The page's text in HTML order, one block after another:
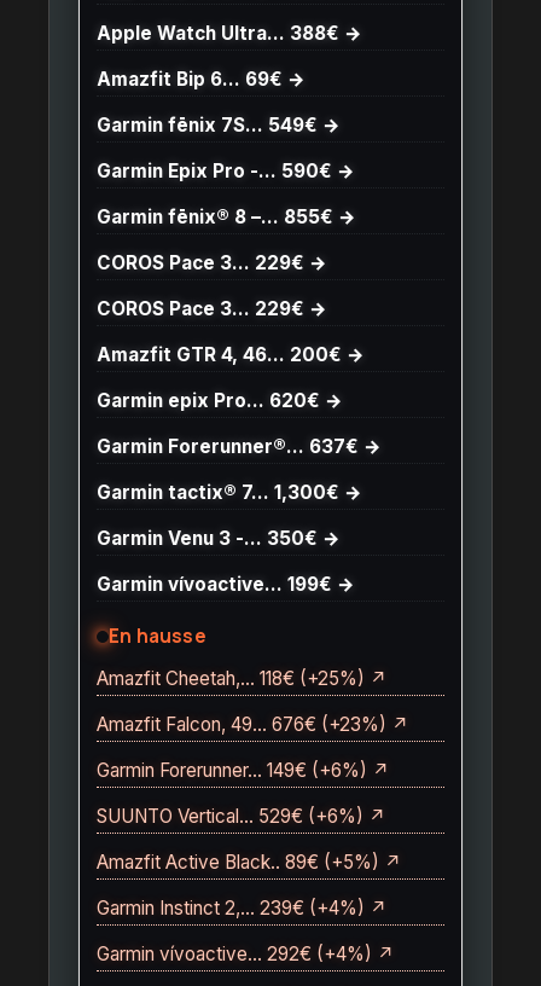
Apple Watch Ultra… 388€ →
Amazfit Bip 6… 69€ →
Garmin fēnix 7S… 549€ →
Garmin Epix Pro -… 590€ →
Garmin fēnix® 8 –… 855€ →
COROS Pace 3… 229€ →
COROS Pace 3… 229€ →
Amazfit GTR 4, 46… 200€ →
Garmin epix Pro… 620€ →
Garmin Forerunner®… 637€ →
Garmin tactix® 7… 1,300€ →
Garmin Venu 3 -… 350€ →
Garmin vívoactive… 199€ →
En hausse
Amazfit Cheetah,… 118€ (+25%) ↗
Amazfit Falcon, 49… 676€ (+23%) ↗
Garmin Forerunner… 149€ (+6%) ↗
SUUNTO Vertical… 529€ (+6%) ↗
Amazfit Active Black.. 89€ (+5%) ↗
Garmin Instinct 2,… 239€ (+4%) ↗
Garmin vívoactive… 292€ (+4%) ↗